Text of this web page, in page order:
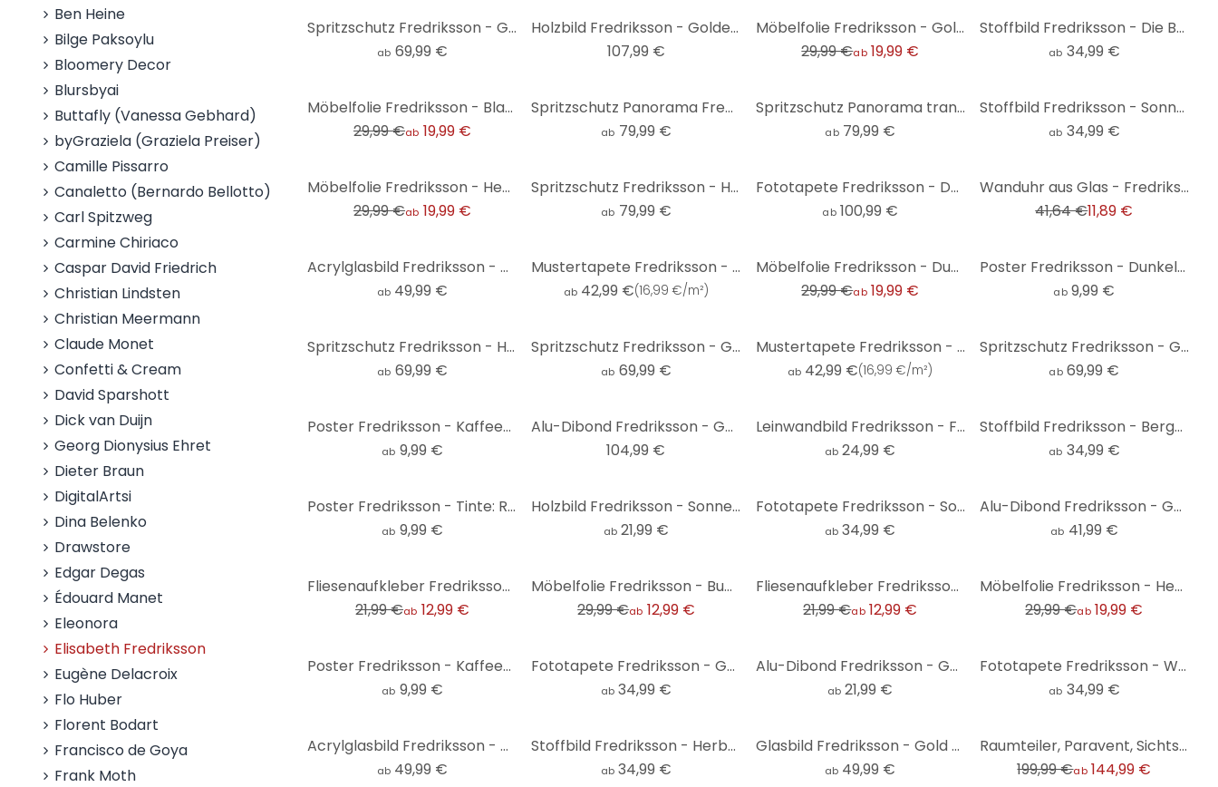
Ben Heine
Bilge Paksoylu
Bloomery Decor
Blursbyai
Buttafly (Vanessa Gebhard)
byGraziela (Graziela Preiser)
Camille Pissarro
Canaletto (Bernardo Bellotto)
Carl Spitzweg
Carmine Chiriaco
Caspar David Friedrich
Christian Lindsten
Christian Meermann
Claude Monet
Confetti & Cream
David Sparshott
Dick van Duijn
Georg Dionysius Ehret
Dieter Braun
DigitalArtsi
Dina Belenko
Drawstore
Edgar Degas
Édouard Manet
Eleonora
Elisabeth Fredriksson
Eugène Delacroix
Flo Huber
Florent Bodart
Francisco de Goya
Frank Moth
Spritzschutz Fredriksson - Goldene Steine
ab 69,99 €
Holzbild Fredriksson - Goldene Berge Set - Rund (3-teilig)
107,99 €
Möbelfolie Fredriksson - Goldene Geometrie
29,99 €ab 19,99 €
Stoffbild Fredriksson - Die Berge - Panorama
ab 34,99 €
Möbelfolie Fredriksson - Blau-grüner Edelstein
29,99 €ab 19,99 €
Spritzschutz Panorama Fredriksson - Blauer Winterhimmel
ab 79,99 €
Spritzschutz Panorama transparent Fredriksson - Bunte Birnen
ab 79,99 €
Stoffbild Fredriksson - Sonnenuntergang - Panorama
ab 34,99 €
Möbelfolie Fredriksson - Hexagone: Gold und Kupfer
29,99 €ab 19,99 €
Spritzschutz Fredriksson - Hexagone: Blau und Weiß - Panorama
ab 79,99 €
Fototapete Fredriksson - Dunkelgrüner Smaragd
ab 100,99 €
Wanduhr aus Glas - Fredriksson - Herbst in den Bergen - Ø 30 cm - B-Ware
41,64 €11,89 €
Acrylglasbild Fredriksson - Rosa Himmel
ab 49,99 €
Mustertapete Fredriksson - Art-Deco: Goldene Geometrie
ab 42,99 €(16,99 €/m²)
Möbelfolie Fredriksson - Dunkelgrüner Smaragd
29,99 €ab 19,99 €
Poster Fredriksson - Dunkelgrüner Smaragd
ab 9,99 €
Spritzschutz Fredriksson - Hexagone: Schwarz und Grau
ab 69,99 €
Spritzschutz Fredriksson - Goldene Geometrie
ab 69,99 €
Mustertapete Fredriksson - Hexagone: Gold und Kupfer
ab 42,99 €(16,99 €/m²)
Spritzschutz Fredriksson - Glasmalerei: Rosé und Gold
ab 69,99 €
Poster Fredriksson - Kaffeetassen: Pretty Nature
ab 9,99 €
Alu-Dibond Fredriksson - Goldene Berge Set - Rund (3-teilig)
104,99 €
Leinwandbild Fredriksson - Farben des Sommers
ab 24,99 €
Stoffbild Fredriksson - Berge im goldenen Mondlicht - Panorama
ab 34,99 €
Poster Fredriksson - Tinte: Rosé und Gold
ab 9,99 €
Holzbild Fredriksson - Sonnenuntergang - Rund
ab 21,99 €
Fototapete Fredriksson - Sonnenuntergang - Rund - Selbstklebend/Vlies
ab 34,99 €
Alu-Dibond Fredriksson - Gold und Kupfer - Rund
ab 41,99 €
Fliesenaufkleber Fredriksson - Hexagone Buntes Perlmutt - 12er Set
21,99 €ab 12,99 €
Möbelfolie Fredriksson - Bunte Berge
29,99 €ab 12,99 €
Fliesenaufkleber Fredriksson - Buntes Terrazzo - 12er Set
21,99 €ab 12,99 €
Möbelfolie Fredriksson - Hexagone: Blau und Gold
29,99 €ab 19,99 €
Poster Fredriksson - Kaffeetassen: Buntes Allerlei
ab 9,99 €
Fototapete Fredriksson - Goldige Spur im Nebel - Rund - Selbstklebend/Vlies
ab 34,99 €
Alu-Dibond Fredriksson - Goldgrüne Geometrie - Rund
ab 21,99 €
Fototapete Fredriksson - Wellen - Rund - Selbstklebend/Vlies
ab 34,99 €
Acrylglasbild Fredriksson - Kaffeetassen: Pretty Black & Gold
ab 49,99 €
Stoffbild Fredriksson - Herbst in den Bergen - Panorama
ab 34,99 €
Glasbild Fredriksson - Gold und Kupfer - Rund
ab 49,99 €
Raumteiler, Paravent, Sichtschutz hängend Blau grüner Edelstein - Fredriksson
199,99 €ab 144,99 €